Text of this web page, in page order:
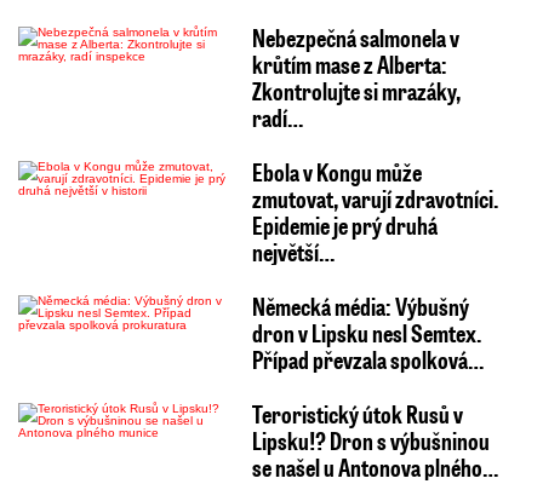
Nebezpečná salmonela v
krůtím mase z Alberta:
Zkontrolujte si mrazáky,
radí…
Ebola v Kongu může
zmutovat, varují zdravotníci.
Epidemie je prý druhá
největší…
Německá média: Výbušný
dron v Lipsku nesl Semtex.
Případ převzala spolková…
Teroristický útok Rusů v
Lipsku!? Dron s výbušninou
se našel u Antonova plného…